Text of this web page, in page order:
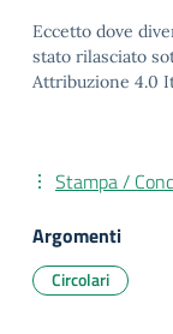
Eccetto dove
stato rilasciato
Attribuzione 4.0
Stampa /
Argomenti
Circolari